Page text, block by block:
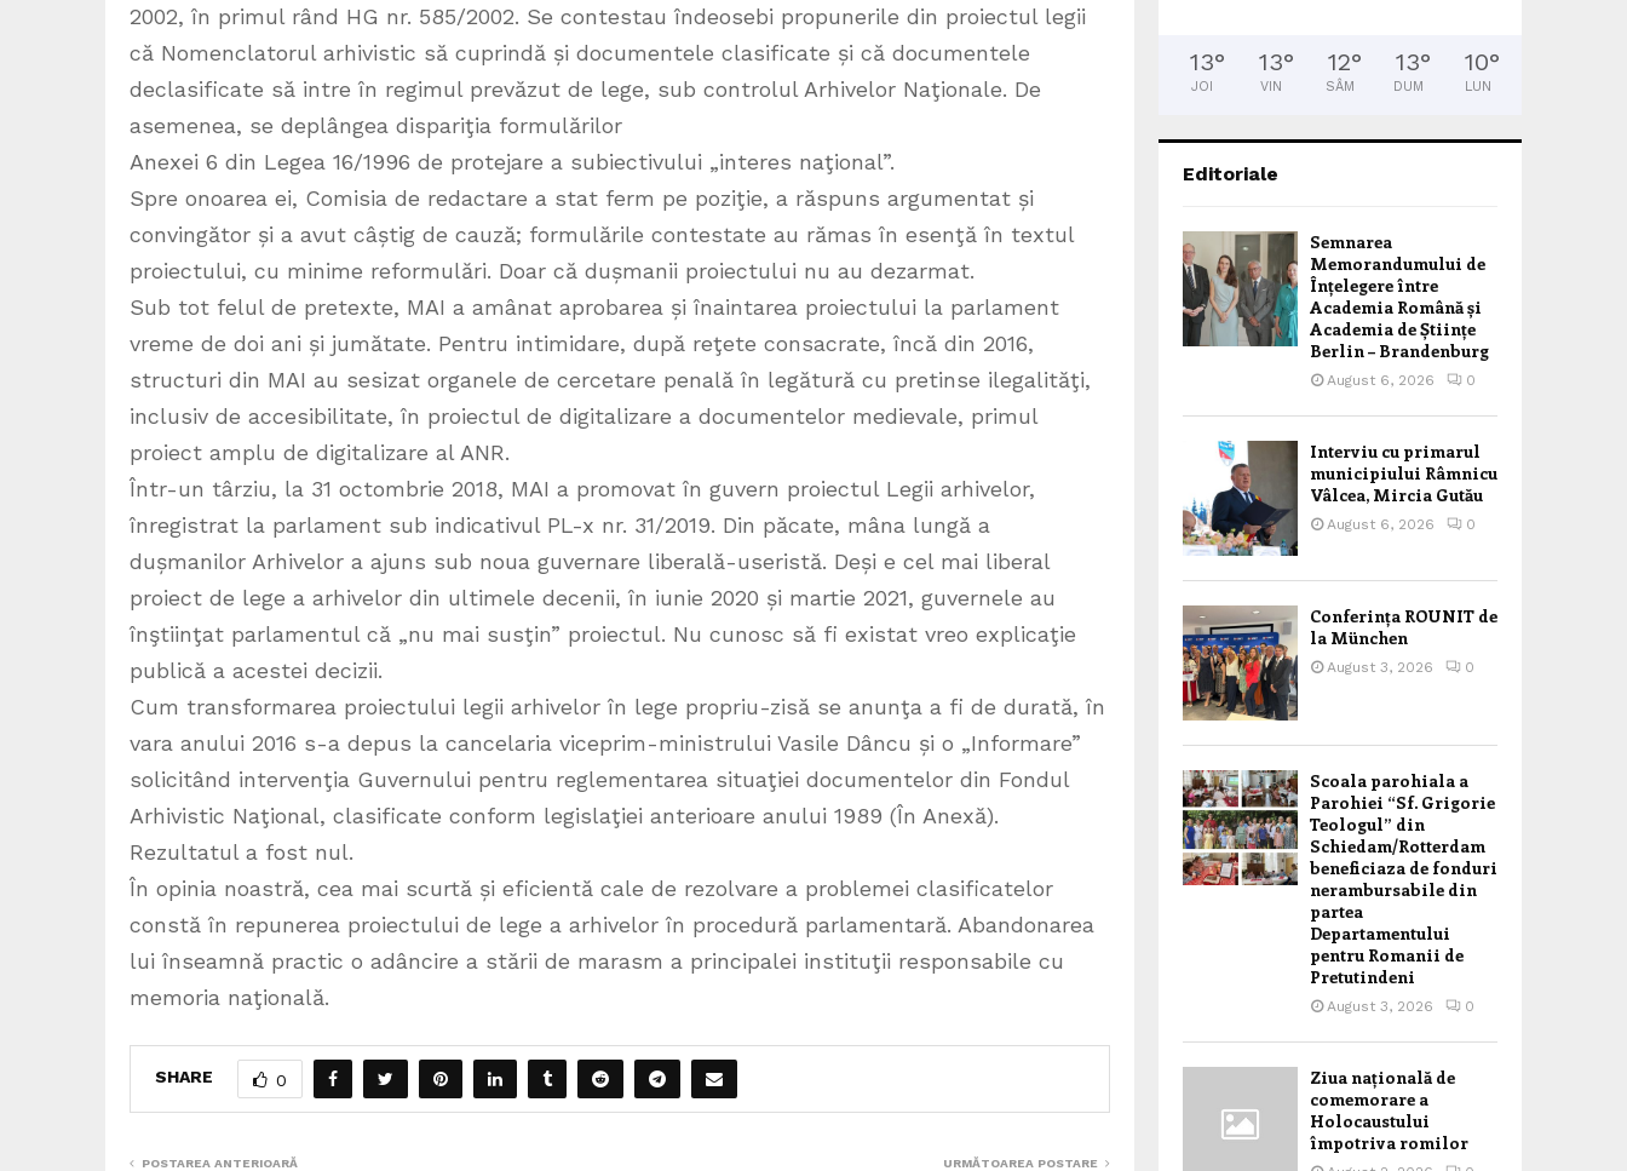
2002, în primul rând HG nr. 585/2002. Se contestau îndeosebi propunerile din proiectul legii
că Nomenclatorul arhivistic să cuprindă și documentele clasificate și că documentele
declasificate să intre în regimul prevăzut de lege, sub controlul Arhivelor Naţionale. De
asemenea, se deplângea dispariţia formulărilor
Anexei 6 din Legea 16/1996 de protejare a subiectivului „interes naţional”.
Spre onoarea ei, Comisia de redactare a stat ferm pe poziţie, a răspuns argumentat și
convingător și a avut câștig de cauză; formulările contestate au rămas în esenţă în textul
proiectului, cu minime reformulări. Doar că dușmanii proiectului nu au dezarmat.
Sub tot felul de pretexte, MAI a amânat aprobarea și înaintarea proiectului la parlament
vreme de doi ani și jumătate. Pentru intimidare, după reţete consacrate, încă din 2016,
structuri din MAI au sesizat organele de cercetare penală în legătură cu pretinse ilegalităţi,
inclusiv de accesibilitate, în proiectul de digitalizare a documentelor medievale, primul
proiect amplu de digitalizare al ANR.
Într-un târziu, la 31 octombrie 2018, MAI a promovat în guvern proiectul Legii arhivelor,
înregistrat la parlament sub indicativul PL-x nr. 31/2019. Din păcate, mâna lungă a
dușmanilor Arhivelor a ajuns sub noua guvernare liberală-useristă. Deși e cel mai liberal
proiect de lege a arhivelor din ultimele decenii, în iunie 2020 și martie 2021, guvernele au
înştiinţat parlamentul că „nu mai susţin” proiectul. Nu cunosc să fi existat vreo explicaţie
publică a acestei decizii.
Cum transformarea proiectului legii arhivelor în lege propriu-zisă se anunţa a fi de durată, în
vara anului 2016 s-a depus la cancelaria viceprim-ministrului Vasile Dâncu și o „Informare”
solicitând intervenţia Guvernului pentru reglementarea situaţiei documentelor din Fondul
Arhivistic Naţional, clasificate conform legislaţiei anterioare anului 1989 (În Anexă).
Rezultatul a fost nul.
În opinia noastră, cea mai scurtă și eficientă cale de rezolvare a problemei clasificatelor
constă în repunerea proiectului de lege a arhivelor în procedură parlamentară. Abandonarea
lui înseamnă practic o adâncire a stării de marasm a principalei instituţii responsabile cu
memoria naţională.
SHARE 0
POSTAREA ANTERIOARĂ URMĂTOAREA POSTARE
13°
JOI
13°
VIN
12°
SÂM
13°
DUM
10°
LUN
Editoriale
Semnarea
Memorandumului de
Înțelegere între
Academia Română și
Academia de Științe
Berlin – Brandenburg
August 6, 2026 0
Interviu cu primarul
municipiului Râmnicu
Vâlcea, Mircia Gutău
August 6, 2026 0
Conferința ROUNIT de
la München
August 3, 2026 0
Scoala parohiala a
Parohiei “Sf. Grigorie
Teologul” din
Schiedam/Rotterdam
beneficiaza de fonduri
nerambursabile din
partea
Departamentului
pentru Romanii de
Pretutindeni
August 3, 2026 0
Ziua națională de
comemorare a
Holocaustului
împotriva romilor